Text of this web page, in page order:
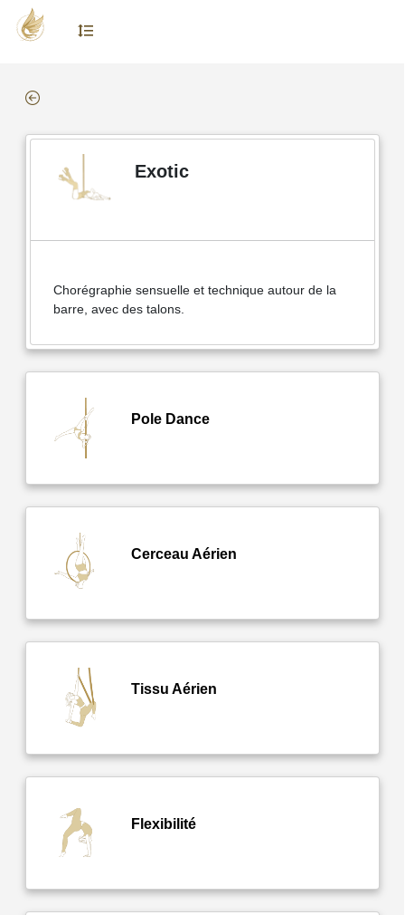
Exotic
Chorégraphie sensuelle et technique autour de la
barre, avec des talons.
Pole Dance
Cerceau Aérien
Tissu Aérien
Flexibilité